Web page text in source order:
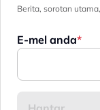
Berita, sorotan
E-mel anda